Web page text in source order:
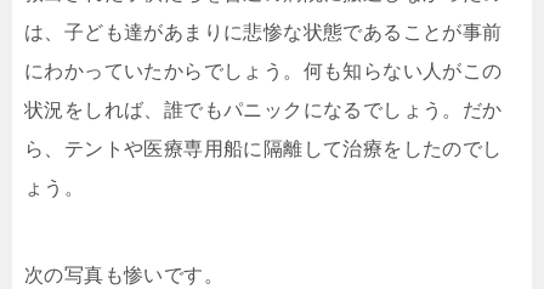
は、子ども達があまりに悲惨な状態であることが事前
にわかっていたからでしょう。何も知らない人がこの
状況をしれば、誰でもパニックになるでしょう。だか
ら、テントや医療専用船に隔離して治療をしたのでし
ょう。
次の写真も惨いです。